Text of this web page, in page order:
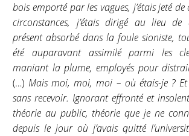
bois emporté par les vagues, j’étais jeté
circonstances, j’étais dirigé au lieu de
présent absorbé dans la foule sioniste,
été auparavant assimilé parmi les
maniant la plume, employés pour
(…) Mais moi, moi, moi – où étais-je ?
sans recevoir. Ignorant effronté et
théorie au public, théorie que je ne
depuis le jour où j’avais quitté